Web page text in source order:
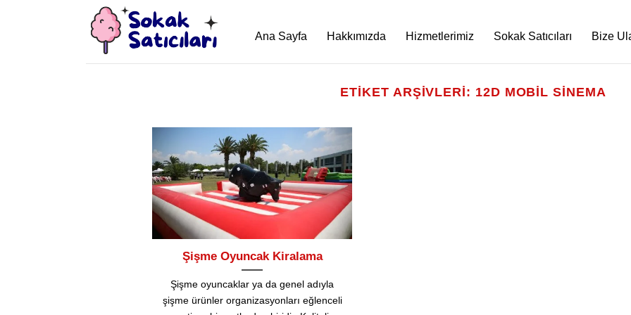
Ana Sayfa
Hakkımızda Hizmetlerimiz Sokak Satıcıları Bize
ETIKET ARŞIVLERI: 12D MOBIL SINEMA
Şişme Oyuncak Kiralama
Şişme oyuncaklar ya da genel adıyla
şişme ürünler organizasyonları eğlenceli